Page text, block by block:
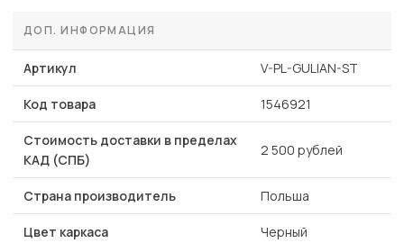
ДОП. ИНФОРМАЦИЯ
Артикул V-PL-GULIAN-ST
Код товара 1546921
Стоимость доставки в пределах
КАД (СПБ)
2 500 рублей
Страна производитель Польша
Цвет каркаса Черный